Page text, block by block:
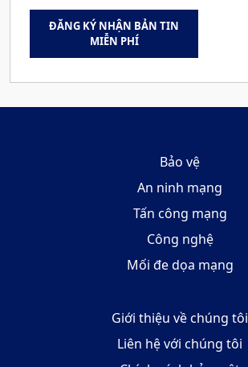
ĐĂNG KÝ NHẬN BẢN TIN
MIỄN PHÍ
Bảo vệ
An ninh mạng
Tấn công mạng
Công nghệ
Mối đe dọa mạng
Giới thiệu về chúng tôi
Liên hệ với chúng tôi